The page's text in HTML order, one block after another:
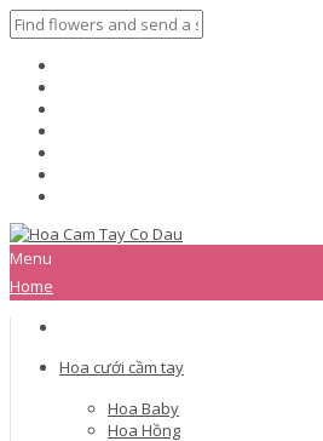
Menu
Home
Hoa cưới cầm tay
Hoa Baby
Hoa Hồng